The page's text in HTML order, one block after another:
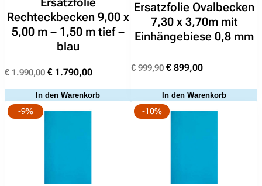
Rechteckbecken 9,00 x
5,00 m – 1,50 m tief –
blau
€1.990,00 Ursprünglicher
war:
€ 1.990,00
€ 1.790,00Aktueller
ist:
€ 1.790,00.
In den Warenkorb
Ersatzfolie Ovalbecken
7,30 x 3,70m mit
Einhängebiese 0,8 mm
€999,90 Ursprünglicher
war:
€ 999,90
€ 899,00Aktueller
ist:
€ 899,00.
In den Warenkorb
-9% -10%